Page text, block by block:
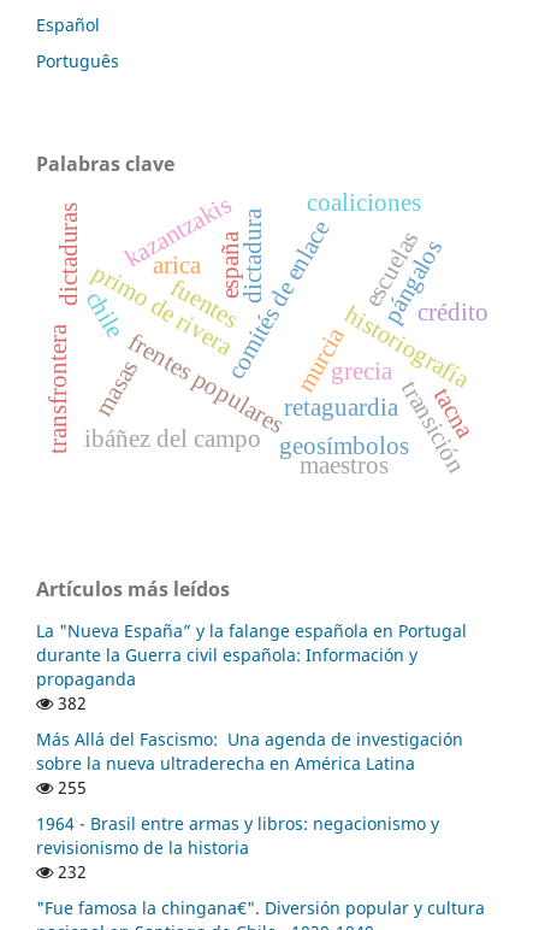
Español
Português
Palabras clave
frentes populares
comités de enlace
murcia
retaguardia
historiografía
fuentes
dictadura
españa
primo de rivera
chile
ibáñez del campo
dictaduras pángalos
grecia
kazantzakis coaliciones
masas transición
geosímbolos
transfrontera
crédito
escuelas
maestros
arica
tacna
Artículos más leídos
La "Nueva España” y la falange española en Portugal
durante la Guerra civil española: Información y
propaganda
382
Más Allá del Fascismo: Una agenda de investigación
sobre la nueva ultraderecha en América Latina
255
1964 - Brasil entre armas y libros: negacionismo y
revisionismo de la historia
232
"Fue famosa la chingana€". Diversión popular y cultura